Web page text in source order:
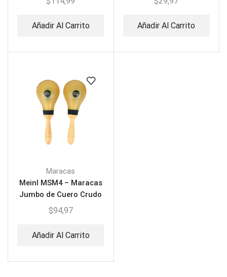
Añadir Al Carrito Añadir Al Carrito
Maracas
Meinl MSM4 – Maracas
Jumbo de Cuero Crudo
$94,97
Añadir Al Carrito